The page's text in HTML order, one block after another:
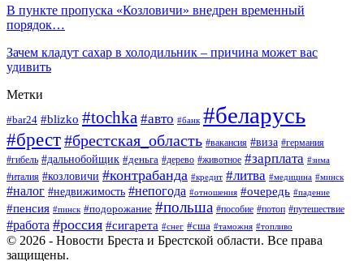
В пункте пропуска «Козловичи» внедрен временный
порядок…
Зачем кладут сахар в холодильник – причина может вас
удивить
Метки
#bar24 #blizko #tochka #авто #банк #беларусь
#брест#брестская_область #вакансия #виза #германия
#гибель #дальнобойщик #деньга #дерево #животное #зарплата #зима
#италия #козловичи #контрабанда #кредит #литва #медицина #минск
#налог #недвижимость #непогода #отношения #очередь #падение
#пенсия #пинск #подорожание #польша #пособие #потоп #путешествие
#работа #россия #сигарета #снег #сша #таможня #топливо
© 2026 - Новости Бреста и Брестской области. Все права
защищены.